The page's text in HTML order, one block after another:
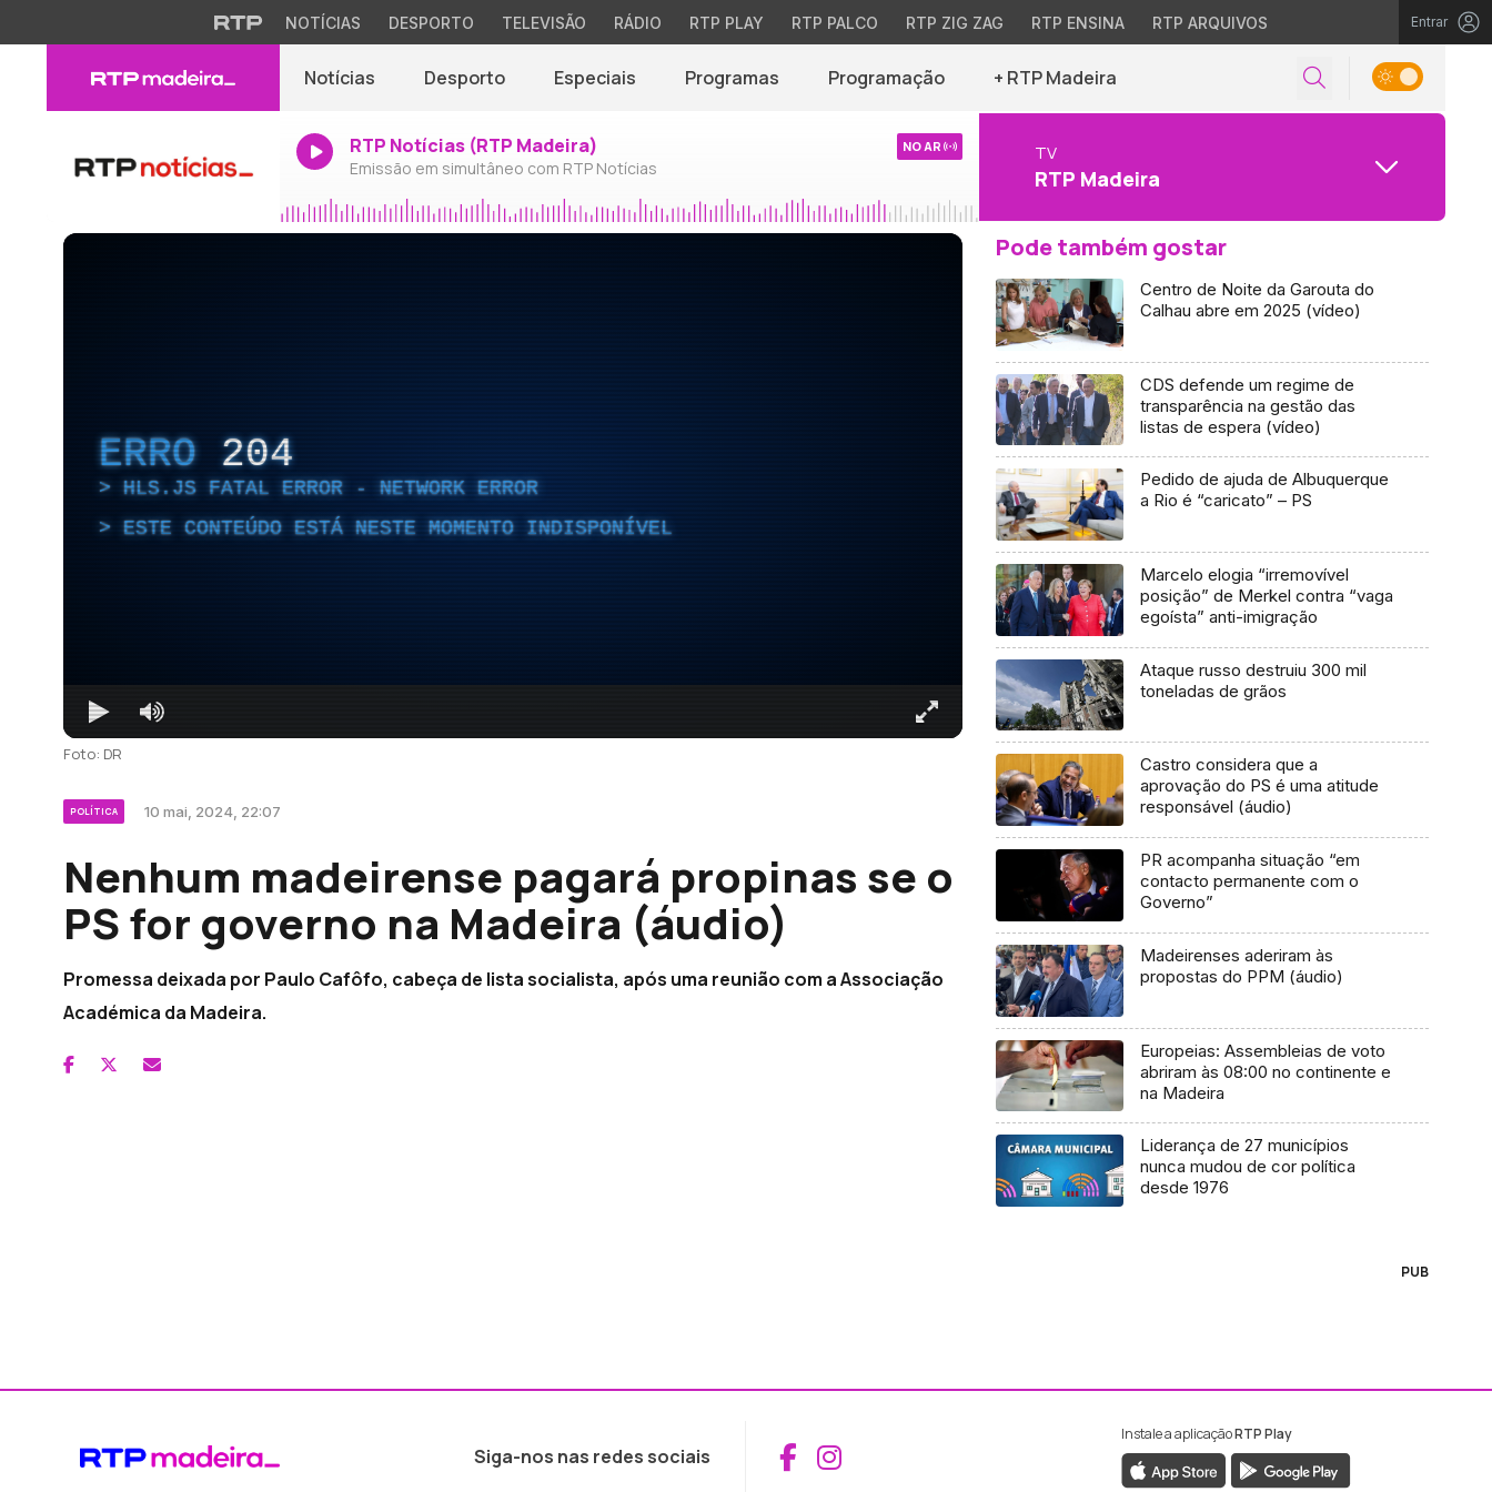
NOTÍCIAS DESPORTO TELEVISÃO RÁDIO RTP PLAY RTP PALCO RTP ZIG ZAG RTP ENSINA RTP ARQUIVOS Entrar
Notícias Desporto Especiais Programas Programação + RTP Madeira
RTP Notícias (RTP Madeira)
Emissão em simultâneo com RTP Notícias
NO AR TV
RTP Madeira
ERRO 204
HLS.JS FATAL ERROR - NETWORK ERROR
ESTE CONTEÚDO ESTÁ NESTE MOMENTO INDISPONÍVEL
Foto: DR
POLÍTICA 10 mai, 2024, 22:07
Nenhum madeirense pagará propinas se o
PS for governo na Madeira (áudio)
Promessa deixada por Paulo Cafôfo, cabeça de lista socialista, após uma reunião com a Associação
Académica da Madeira.
Pode também gostar
Centro de Noite da Garouta do
Calhau abre em 2025 (vídeo)
CDS defende um regime de
transparência na gestão das
listas de espera (vídeo)
Pedido de ajuda de Albuquerque
a Rio é “caricato” – PS
Marcelo elogia “irremovível
posição” de Merkel contra “vaga
egoísta” anti-imigração
Ataque russo destruiu 300 mil
toneladas de grãos
Castro considera que a
aprovação do PS é uma atitude
responsável (áudio)
PR acompanha situação “em
contacto permanente com o
Governo”
Madeirenses aderiram às
propostas do PPM (áudio)
Europeias: Assembleias de voto
abriram às 08:00 no continente e
na Madeira
Liderança de 27 municípios
nunca mudou de cor política
desde 1976
PUB
Siga-nos nas redes sociais Aceder ao Facebook da RTP Madeira
Aceder ao Instagram da RTP Madeira
Instale a aplicaçãoRTP Play